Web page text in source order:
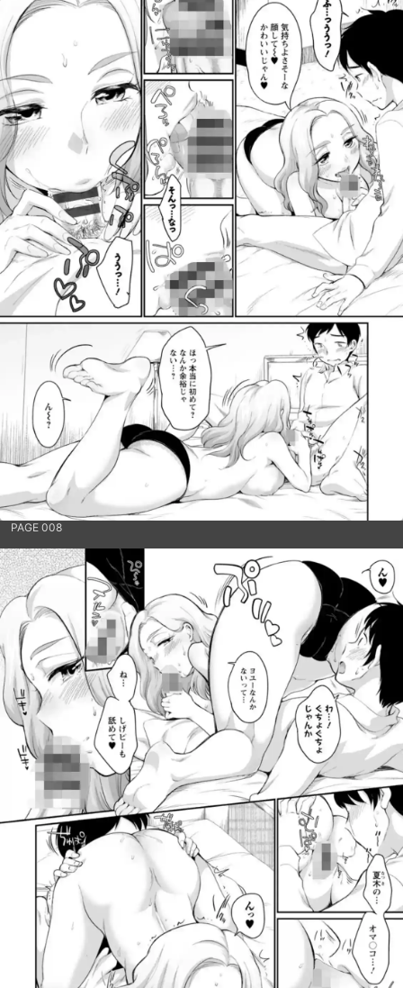
PAGE 008